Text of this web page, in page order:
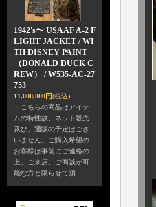
1942's〜 USAAF A-2 F
LIGHT JACKET / WI
TH DISNEY PAINT
（DONALD DUCK C
REW） / W535-AC-27
753
11,000,000円(税込)
・こちらの商品はアイテ
ムの特性故、ネット販売
及び、通販の予定はござ
いません。ご購入希望の
お客様は事前にご連絡の
上、ご来店、ご商談が可
能な方と限らせて頂…